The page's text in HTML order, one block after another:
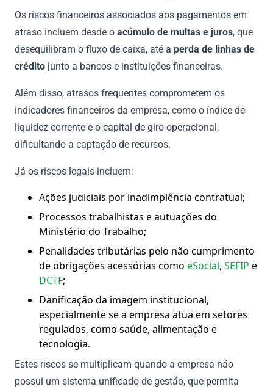
Os riscos financeiros associados aos pagamentos em
atraso incluem desde o acúmulo de multas e juros, que
desequilibram o fluxo de caixa, até a perda de linhas de
crédito junto a bancos e instituições financeiras.
Além disso, atrasos frequentes comprometem os
indicadores financeiros da empresa, como o índice de
liquidez corrente e o capital de giro operacional,
dificultando a captação de recursos.
Já os riscos legais incluem:
Ações judiciais por inadimplência contratual;
Processos trabalhistas e autuações do
Ministério do Trabalho;
Penalidades tributárias pelo não cumprimento
de obrigações acessórias como eSocial, SEFIP e
DCTF;
Danificação da imagem institucional,
especialmente se a empresa atua em setores
regulados, como saúde, alimentação e
tecnologia.
Estes riscos se multiplicam quando a empresa não
possui um sistema unificado de gestão, que permita